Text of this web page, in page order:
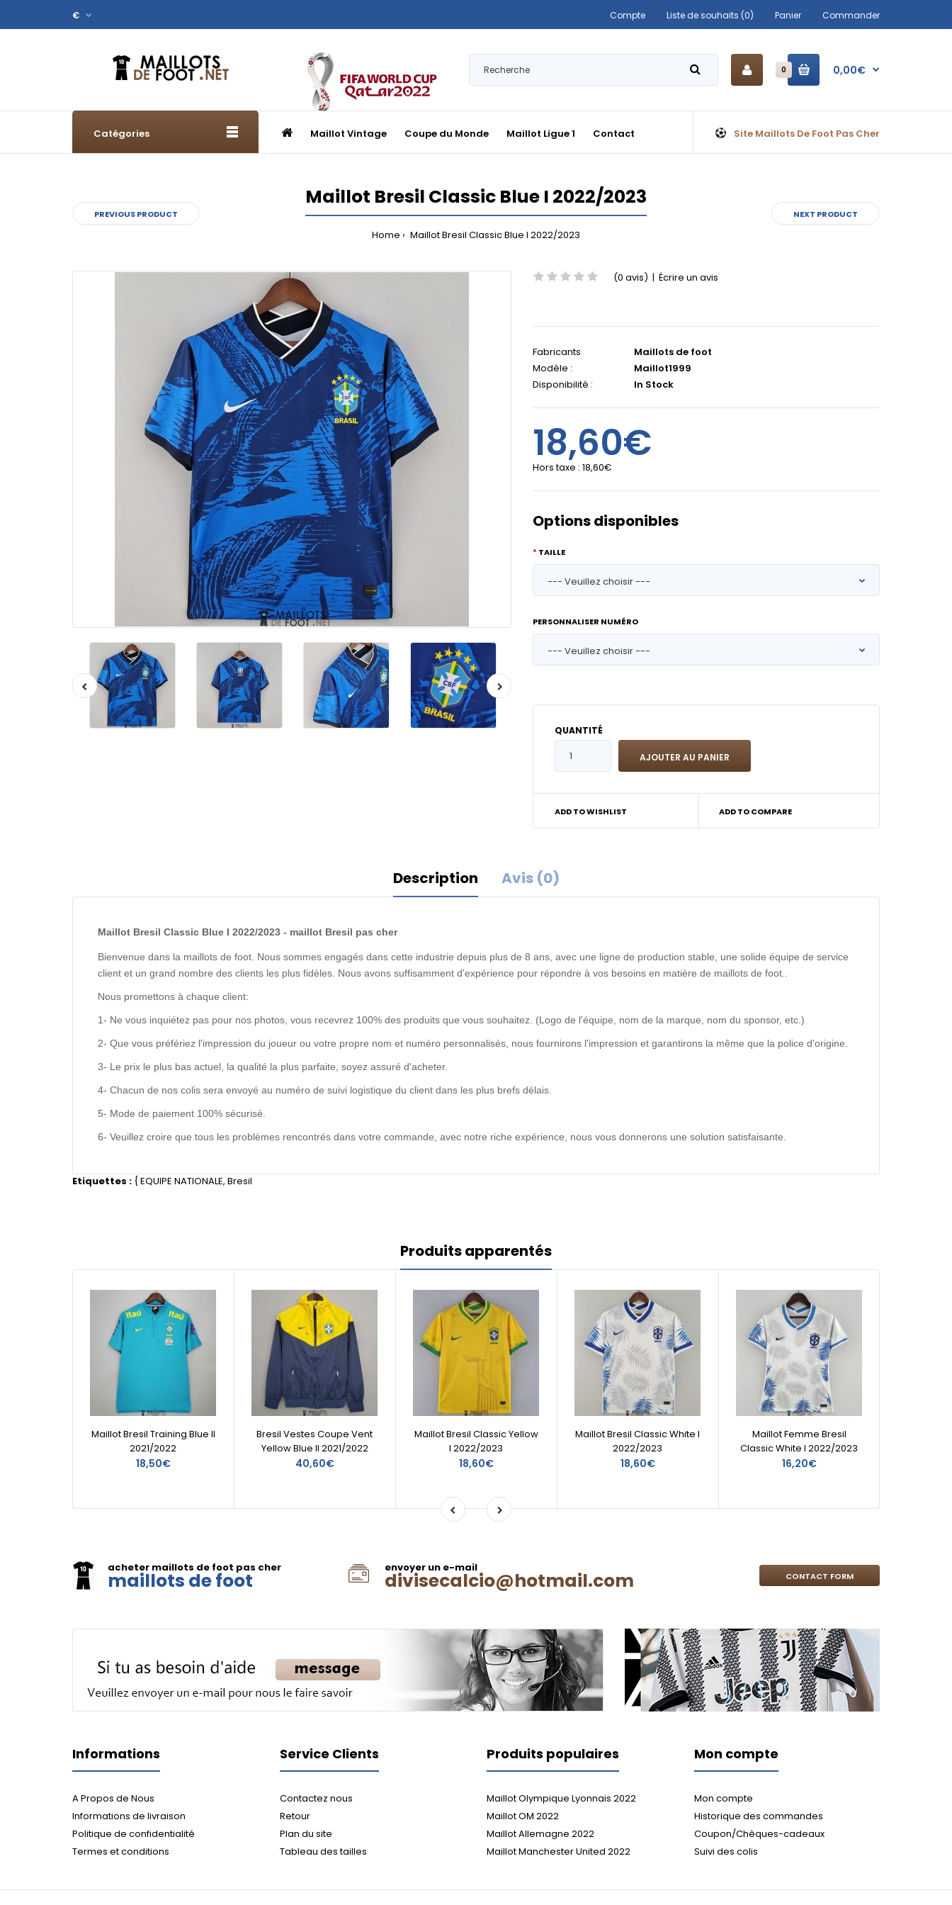
Compte Liste de souhaits (0) Panier Commander
€
0 0,00€
Catégories Maillot Vintage Coupe du Monde Maillot Ligue 1 Contact Site Maillots De Foot Pas Cher
PREVIOUS PRODUCT
Maillot Bresil Classic Blue I 2022/2023
Home Maillot Bresil Classic Blue I 2022/2023
NEXT PRODUCT
(0 avis) | Écrire un avis
Fabricants
Maillots de foot
Modèle :
Maillot1999
Disponibilité :
In Stock
18,60€
Hors taxe : 18,60€
Options disponibles
TAILLE
PERSONNALISER NUMÉRO
QUANTITÉ
ADD TO WISHLIST ADD TO COMPARE
Description Avis (0)
Maillot Bresil Classic Blue I 2022/2023 - maillot Bresil pas cher
Bienvenue dans la maillots de foot. Nous sommes engagés dans cette industrie depuis plus de 8 ans, avec une ligne de production stable, une solide équipe de service
client et un grand nombre des clients les plus fidèles. Nous avons suffisamment d'expérience pour répondre à vos besoins en matière de maillots de foot..
Nous promettons à chaque client:
1- Ne vous inquiétez pas pour nos photos, vous recevrez 100% des produits que vous souhaitez. (Logo de l'équipe, nom de la marque, nom du sponsor, etc.)
2- Que vous préfériez l'impression du joueur ou votre propre nom et numéro personnalisés, nous fournirons l'impression et garantirons la même que la police d'origine.
3- Le prix le plus bas actuel, la qualité la plus parfaite, soyez assuré d'acheter.
4- Chacun de nos colis sera envoyé au numéro de suivi logistique du client dans les plus brefs délais.
5- Mode de paiement 100% sécurisé.
6- Veuillez croire que tous les problèmes rencontrés dans votre commande, avec notre riche expérience, nous vous donnerons une solution satisfaisante.
Etiquettes : {EQUIPE NATIONALE, Bresil
Produits apparentés
Maillot Bresil Training Blue II
2021/2022
18,50€
Bresil Vestes Coupe Vent
Yellow Blue II 2021/2022
40,60€
Maillot Bresil Classic Yellow
I 2022/2023
18,60€
Maillot Bresil Classic White I
2022/2023
18,60€
Maillot Femme Bresil
Classic White I 2022/2023
16,20€
acheter maillots de foot pas cher
maillots de foot
envoyer un e-mail
divisecalcio@hotmail.com CONTACT FORM
Informations
A Propos de Nous
Informations de livraison
Politique de confidentialité
Termes et conditions
Service Clients
Contactez nous
Retour
Plan du site
Tableau des tailles
Produits populaires
Maillot Olympique Lyonnais 2022
Maillot OM 2022
Maillot Allemagne 2022
Maillot Manchester United 2022
Mon compte
Mon compte
Historique des commandes
Coupon/Chèques-cadeaux
Suivi des colis